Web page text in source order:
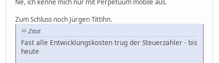
Ne, ich kenne mich nur mit Perpetuum mobile aus.
Zum Schluss noch Jürgen Tittihn.
Zitat
Fast alle Entwicklungskosten trug der Steuerzahler - bis
heute